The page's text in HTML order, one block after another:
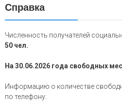
Справка
Численность получателей
50 чел.
На 30.06.2026 года свободных
Информацию о количестве
по телефону: